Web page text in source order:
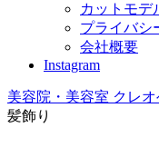
カットモデ
プライバシ
会社概要
Instagram
美容院・美容室 クレ
髪飾り